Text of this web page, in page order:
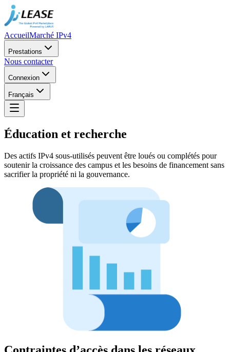
AccueilMarché IPv4
Prestations
Nous contacter
Connexion
Français
Éducation et recherche
Des actifs IPv4 sous‑utilisés peuvent être loués ou complétés pour
soutenir la croissance des campus et les besoins de financement sans
sacrifier la propriété ni la gouvernance.